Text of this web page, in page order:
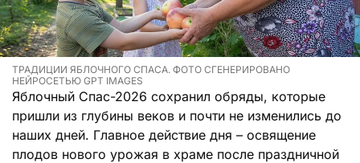
ТРАДИЦИИ ЯБЛОЧНОГО СПАСА. ФОТО СГЕНЕРИРОВАНО
НЕЙРОСЕТЬЮ GPT IMAGES
Яблочный Спас-2026 сохранил обряды, которые
пришли из глубины веков и почти не изменились до
наших дней. Главное действие дня – освящение
плодов нового урожая в храме после праздничной